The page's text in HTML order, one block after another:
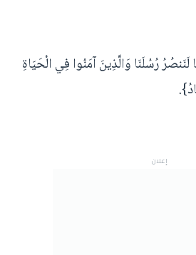
رُسُلَنَا وَالَّذِينَ آمَنُوا فِي الْحَيَاةِ
إعلان